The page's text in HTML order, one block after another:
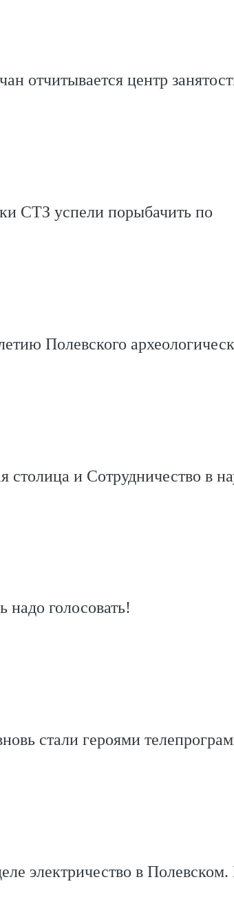
отчитывается центр
СТЗ успели порыбачить по
Полевского
столица и Сотрудничество в
надо голосовать!
стали героями
электричество в Полевском.